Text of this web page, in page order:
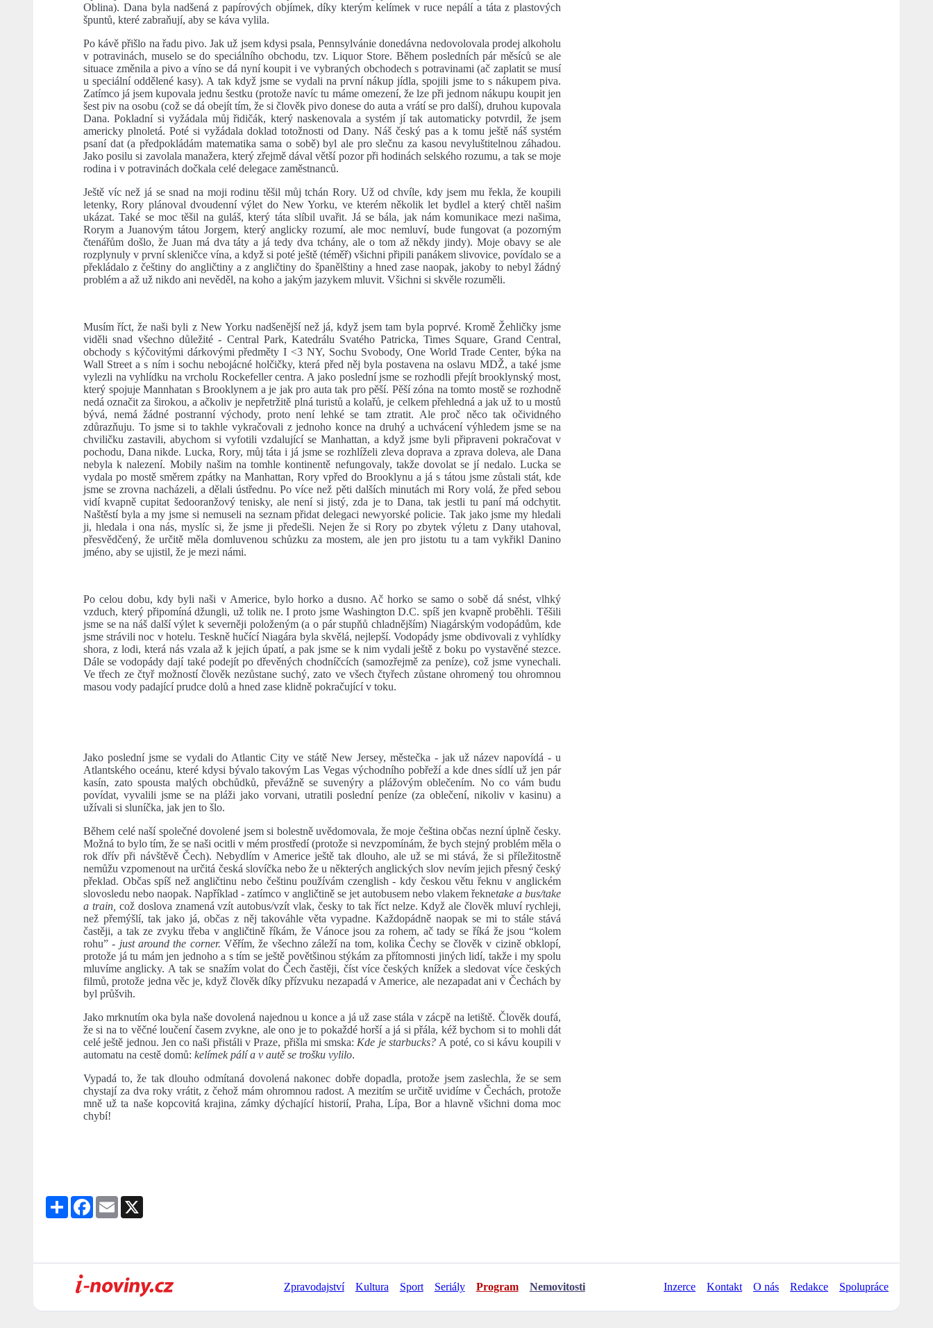
Oblina). Dana byla nadšená z papírových objímek, díky kterým kelímek v ruce nepálí a táta z plastových
špuntů, které zabraňují, aby se káva vylila.
Po kávě přišlo na řadu pivo. Jak už jsem kdysi psala, Pennsylvánie donedávna nedovolovala prodej alkoholu
v potravinách, muselo se do speciálního obchodu, tzv. Liquor Store. Během posledních pár měsíců se ale
situace změnila a pivo a víno se dá nyní koupit i ve vybraných obchodech s potravinami (ač zaplatit se musí
u speciální oddělené kasy). A tak když jsme se vydali na první nákup jídla, spojili jsme to s nákupem piva.
Zatímco já jsem kupovala jednu šestku (protože navíc tu máme omezení, že lze při jednom nákupu koupit jen
šest piv na osobu (což se dá obejít tím, že si člověk pivo donese do auta a vrátí se pro další), druhou kupovala
Dana. Pokladní si vyžádala můj řidičák, který naskenovala a systém jí tak automaticky potvrdil, že jsem
americky plnoletá. Poté si vyžádala doklad totožnosti od Dany. Náš český pas a k tomu ještě náš systém
psaní dat (a předpokládám matematika sama o sobě) byl ale pro slečnu za kasou nevyluštitelnou záhadou.
Jako posilu si zavolala manažera, který zřejmě dával větší pozor při hodinách selského rozumu, a tak se moje
rodina i v potravinách dočkala celé delegace zaměstnanců.
Ještě víc než já se snad na moji rodinu těšil můj tchán Rory. Už od chvíle, kdy jsem mu řekla, že koupili
letenky, Rory plánoval dvoudenní výlet do New Yorku, ve kterém několik let bydlel a který chtěl našim
ukázat. Také se moc těšil na guláš, který táta slíbil uvařit. Já se bála, jak nám komunikace mezi našima,
Rorym a Juanovým tátou Jorgem, který anglicky rozumí, ale moc nemluví, bude fungovat (a pozorným
čtenářům došlo, že Juan má dva táty a já tedy dva tchány, ale o tom až někdy jindy). Moje obavy se ale
rozplynuly v první skleničce vína, a když si poté ještě (téměř) všichni připili panákem slivovice, povídalo se a
překládalo z češtiny do angličtiny a z angličtiny do španělštiny a hned zase naopak, jakoby to nebyl žádný
problém a až už nikdo ani nevěděl, na koho a jakým jazykem mluvit. Všichni si skvěle rozuměli.
Musím říct, že naši byli z New Yorku nadšenější než já, když jsem tam byla poprvé. Kromě Žehličky jsme
viděli snad všechno důležité - Central Park, Katedrálu Svatého Patricka, Times Square, Grand Central,
obchody s kýčovitými dárkovými předměty I <3 NY, Sochu Svobody, One World Trade Center, býka na
Wall Street a s ním i sochu nebojácné holčičky, která před něj byla postavena na oslavu MDŽ, a také jsme
vylezli na vyhlídku na vrcholu Rockefeller centra. A jako poslední jsme se rozhodli přejít brooklynský most,
který spojuje Mannhatan s Brooklynem a je jak pro auta tak pro pěší. Pěší zóna na tomto mostě se rozhodně
nedá označit za širokou, a ačkoliv je nepřetržitě plná turistů a kolařů, je celkem přehledná a jak už to u mostů
bývá, nemá žádné postranní východy, proto není lehké se tam ztratit. Ale proč něco tak očividného
zdůrazňuju. To jsme si to takhle vykračovali z jednoho konce na druhý a uchvácení výhledem jsme se na
chviličku zastavili, abychom si vyfotili vzdalující se Manhattan, a když jsme byli připraveni pokračovat v
pochodu, Dana nikde. Lucka, Rory, můj táta i já jsme se rozhlíželi zleva doprava a zprava doleva, ale Dana
nebyla k nalezení. Mobily našim na tomhle kontinentě nefungovaly, takže dovolat se jí nedalo. Lucka se
vydala po mostě směrem zpátky na Manhattan, Rory vpřed do Brooklynu a já s tátou jsme zůstali stát, kde
jsme se zrovna nacházeli, a dělali ústřednu. Po více než pěti dalších minutách mi Rory volá, že před sebou
vidí kvapně cupitat šedooranžový tenisky, ale není si jistý, zda je to Dana, tak jestli tu paní má odchytit.
Naštěstí byla a my jsme si nemuseli na seznam přidat delegaci newyorské policie. Tak jako jsme my hledali
ji, hledala i ona nás, myslíc si, že jsme ji předešli. Nejen že si Rory po zbytek výletu z Dany utahoval,
přesvědčený, že určitě měla domluvenou schůzku za mostem, ale jen pro jistotu tu a tam vykřikl Danino
jméno, aby se ujistil, že je mezi námi.
Po celou dobu, kdy byli naši v Americe, bylo horko a dusno. Ač horko se samo o sobě dá snést, vlhký
vzduch, který připomíná džungli, už tolik ne. I proto jsme Washington D.C. spíš jen kvapně proběhli. Těšili
jsme se na náš další výlet k severněji položeným (a o pár stupňů chladnějším) Niagárským vodopádům, kde
jsme strávili noc v hotelu. Teskně hučící Niagára byla skvělá, nejlepší. Vodopády jsme obdivovali z vyhlídky
shora, z lodi, která nás vzala až k jejich úpatí, a pak jsme se k nim vydali ještě z boku po vystavěné stezce.
Dále se vodopády dají také podejít po dřevěných chodníčcích (samozřejmě za peníze), což jsme vynechali.
Ve třech ze čtyř možností člověk nezůstane suchý, zato ve všech čtyřech zůstane ohromený tou ohromnou
masou vody padající prudce dolů a hned zase klidně pokračující v toku.
Jako poslední jsme se vydali do Atlantic City ve státě New Jersey, městečka - jak už název napovídá - u
Atlantského oceánu, které kdysi bývalo takovým Las Vegas východního pobřeží a kde dnes sídlí už jen pár
kasín, zato spousta malých obchůdků, převážně se suvenýry a plážovým oblečením. No co vám budu
povídat, vyvalili jsme se na pláži jako vorvani, utratili poslední peníze (za oblečení, nikoliv v kasinu) a
užívali si sluníčka, jak jen to šlo.
Během celé naší společné dovolené jsem si bolestně uvědomovala, že moje čeština občas nezní úplně česky.
Možná to bylo tím, že se naši ocitli v mém prostředí (protože si nevzpomínám, že bych stejný problém měla o
rok dřív při návštěvě Čech). Nebydlím v Americe ještě tak dlouho, ale už se mi stává, že si příležitostně
nemůžu vzpomenout na určitá česká slovíčka nebo že u některých anglických slov nevím jejich přesný český
překlad. Občas spíš než angličtinu nebo češtinu používám czenglish - kdy českou větu řeknu v anglickém
slovosledu nebo naopak. Například - zatímco v angličtině se jet autobusem nebo vlakem řeknetake a bus/take
a train, což doslova znamená vzít autobus/vzít vlak, česky to tak říct nelze. Když ale člověk mluví rychleji,
než přemýšlí, tak jako já, občas z něj takováhle věta vypadne. Každopádně naopak se mi to stále stává
častěji, a tak ze zvyku třeba v angličtině říkám, že Vánoce jsou za rohem, ač tady se říká že jsou “kolem
rohu” - just around the corner. Věřím, že všechno záleží na tom, kolika Čechy se člověk v cizině obklopí,
protože já tu mám jen jednoho a s tím se ještě povětšinou stýkám za přítomnosti jiných lidí, takže i my spolu
mluvíme anglicky. A tak se snažím volat do Čech častěji, číst více českých knížek a sledovat více českých
filmů, protože jedna věc je, když člověk díky přízvuku nezapadá v Americe, ale nezapadat ani v Čechách by
byl průšvih.
Jako mrknutím oka byla naše dovolená najednou u konce a já už zase stála v zácpě na letiště. Člověk doufá,
že si na to věčné loučení časem zvykne, ale ono je to pokaždé horší a já si přála, kéž bychom si to mohli dát
celé ještě jednou. Jen co naši přistáli v Praze, přišla mi smska:Kde je starbucks?A poté, co si kávu koupili v
automatu na cestě domů: kelímek pálí a v autě se trošku vylilo.
Vypadá to, že tak dlouho odmítaná dovolená nakonec dobře dopadla, protože jsem zaslechla, že se sem
chystají za dva roky vrátit, z čehož mám ohromnou radost. A mezitím se určitě uvidíme v Čechách, protože
mně už ta naše kopcovitá krajina, zámky dýchající historií, Praha, Lípa, Bor a hlavně všichni doma moc
chybí!
Share Facebook
Email
Zpravodajství Kultura Sport Seriály Program Nemovitosti Inzerce Kontakt O nás Redakce Spolupráce